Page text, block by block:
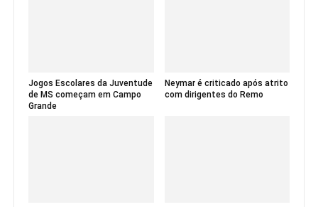
Jogos Escolares da Juventude
de MS começam em Campo
Grande
Neymar é criticado após atrito
com dirigentes do Remo